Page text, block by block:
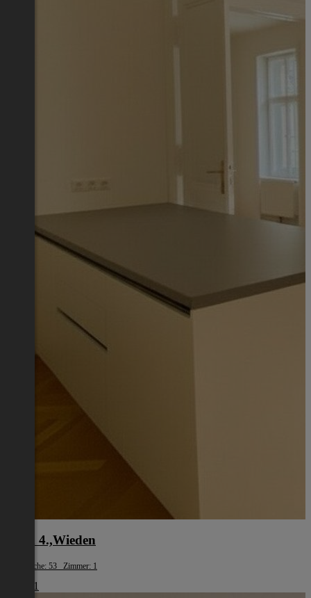
Wien 4.,Wieden
Wohnfläche: 53 Zimmer: 1
€ 1.461